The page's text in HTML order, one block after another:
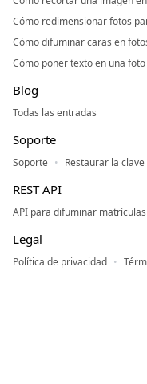
Cómo redimensionar fotos
Cómo difuminar caras en
Cómo poner texto en una
Blog
Todas las entradas
Soporte
Soporte Restaurar la
REST API
API para difuminar
Legal
Política de privacidad